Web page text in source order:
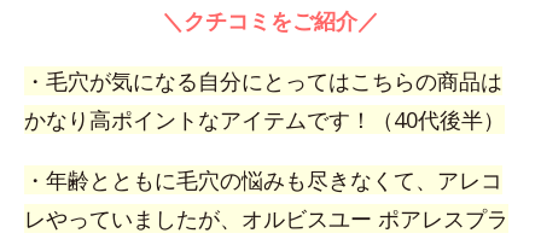
＼クチコミをご紹介／
・毛穴が気になる自分にとってはこちらの商品は
かなり高ポイントなアイテムです！（40代後半）
・年齢とともに毛穴の悩みも尽きなくて、アレコ
レやっていましたが、オルビスユー ポアレスプラ